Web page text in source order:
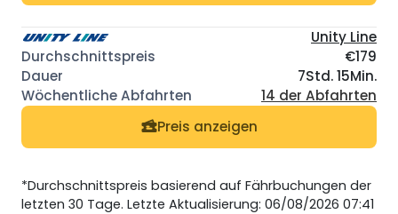
Unity Line
€179
7Std. 15Min.
14 der Abfahrten
Preis anzeigen
*Durchschnittspreis basierend auf Fährbuchungen der
letzten 30 Tage. Letzte Aktualisierung: 06/08/2026 07:41